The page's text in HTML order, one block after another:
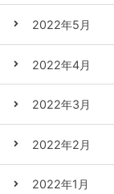
2022年5月
2022年4月
2022年3月
2022年2月
2022年1月